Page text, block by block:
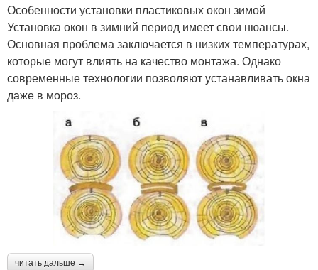
Особенности установки пластиковых окон зимой
Установка окон в зимний период имеет свои нюансы.
Основная проблема заключается в низких температурах,
которые могут влиять на качество монтажа. Однако
современные технологии позволяют устанавливать окна
даже в мороз.
читать дальше →